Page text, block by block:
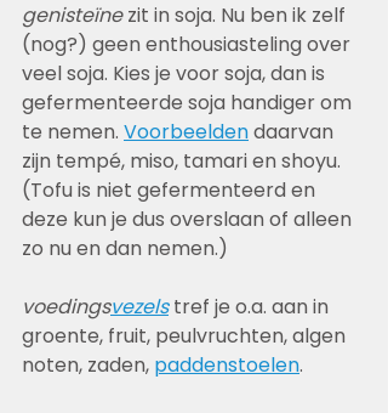
genisteïne zit in soja. Nu ben ik zelf
(nog?) geen enthousiasteling over
veel soja. Kies je voor soja, dan is
gefermenteerde soja handiger om
te nemen. Voorbeelden daarvan
zijn tempé, miso, tamari en shoyu.
(Tofu is niet gefermenteerd en
deze kun je dus overslaan of alleen
zo nu en dan nemen.)
voedingsvezels tref je o.a. aan in
groente, fruit, peulvruchten, algen
noten, zaden, paddenstoelen.